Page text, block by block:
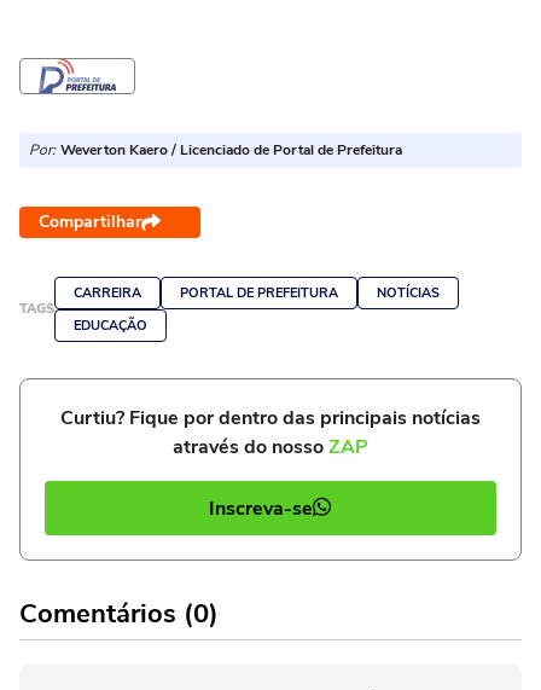
Por: Weverton Kaero / Licenciado de Portal de Prefeitura
Compartilhar
TAGS
CARREIRA PORTAL DE PREFEITURA
NOTÍCIAS
EDUCAÇÃO
Curtiu? Fique por dentro das principais notícias
através do nossoZAP
Inscreva-se
Comentários (0)